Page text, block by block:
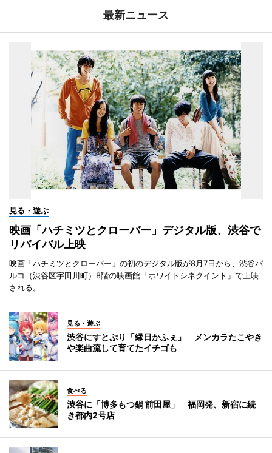
最新ニュース
見る・遊ぶ
映画「ハチミツとクローバー」デジタル版、渋谷で
リバイバル上映
映画「ハチミツとクローバー」の初のデジタル版が8月7日から、渋谷パ
ルコ（渋谷区宇田川町）8階の映画館「ホワイトシネクイント」で上映
される。
見る・遊ぶ
渋谷にすとぷり「縁日かふぇ」 メンカラたこやき
や楽曲流して育てたイチゴも
食べる
渋谷に「博多もつ鍋 前田屋」 福岡発、新宿に続
き都内2号店